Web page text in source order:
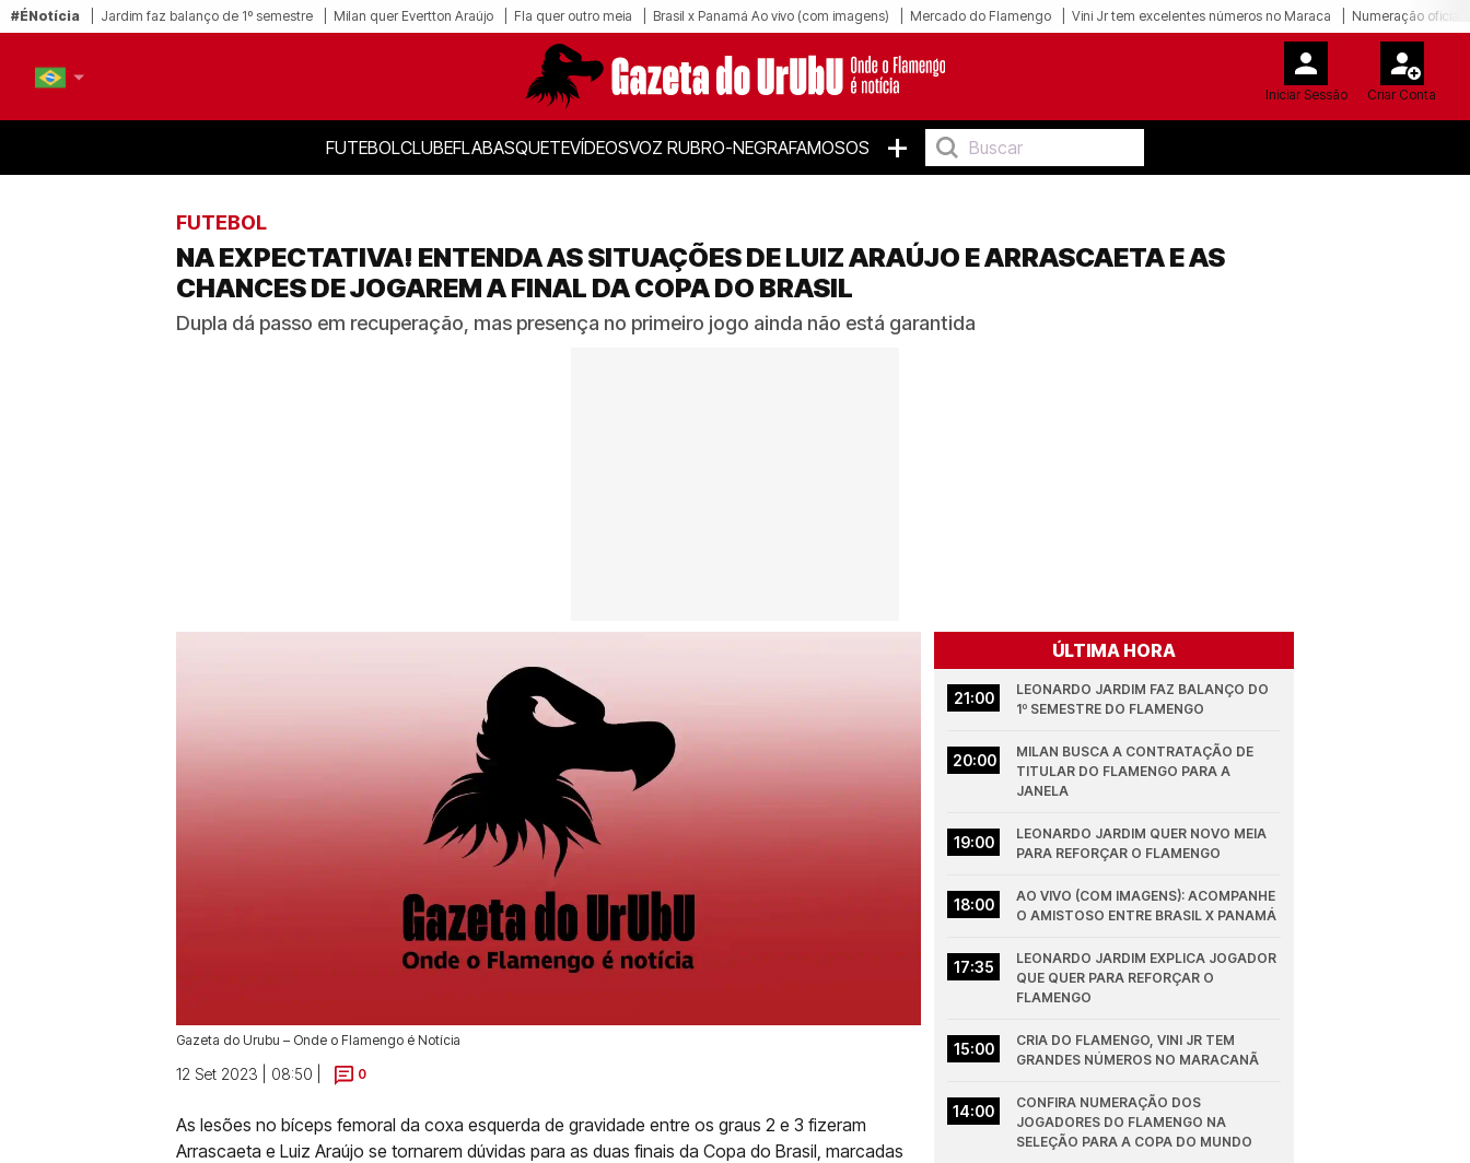
#ÉNotícia Jardim faz balanço de 1º semestre Milan quer Evertton Araújo Fla quer outro meia Brasil x Panamá Ao vivo (com imagens) Mercado do Flamengo Vini Jr tem excelentes números no Maraca Numeração oficial
Iniciar Sessão Criar Conta
FUTEBOLCLUBEFLABASQUETEVÍDEOSVOZ RUBRO-NEGRAFAMOSOS +
FUTEBOL
NA EXPECTATIVA! ENTENDA AS SITUAÇÕES DE LUIZ ARAÚJO E ARRASCAETA E AS
CHANCES DE JOGAREM A FINAL DA COPA DO BRASIL
Dupla dá passo em recuperação, mas presença no primeiro jogo ainda não está garantida
Gazeta do Urubu – Onde o Flamengo é Notícia
12 Set 2023 | 08:50 | 0
As lesões no bíceps femoral da coxa esquerda de gravidade entre os graus 2 e 3 fizeram
Arrascaeta e Luiz Araújo se tornarem dúvidas para as duas finais da Copa do Brasil, marcadas
ÚLTIMA HORA
21:00
LEONARDO JARDIM FAZ BALANÇO DO
1º SEMESTRE DO FLAMENGO
20:00
MILAN BUSCA A CONTRATAÇÃO DE
TITULAR DO FLAMENGO PARA A
JANELA
19:00
LEONARDO JARDIM QUER NOVO MEIA
PARA REFORÇAR O FLAMENGO
18:00
AO VIVO (COM IMAGENS): ACOMPANHE
O AMISTOSO ENTRE BRASIL X PANAMÁ
17:35
LEONARDO JARDIM EXPLICA JOGADOR
QUE QUER PARA REFORÇAR O
FLAMENGO
15:00
CRIA DO FLAMENGO, VINI JR TEM
GRANDES NÚMEROS NO MARACANÃ
14:00
CONFIRA NUMERAÇÃO DOS
JOGADORES DO FLAMENGO NA
SELEÇÃO PARA A COPA DO MUNDO